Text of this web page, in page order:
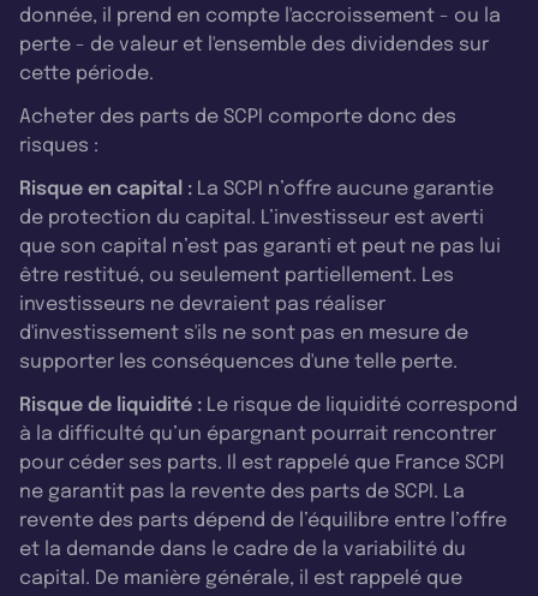
donnée, il prend en compte l'accroissement - ou la
perte - de valeur et l'ensemble des dividendes sur
cette période.
Acheter des parts de SCPI comporte donc des
risques :
Risque en capital : La SCPI n’offre aucune garantie
de protection du capital. L’investisseur est averti
que son capital n’est pas garanti et peut ne pas lui
être restitué, ou seulement partiellement. Les
investisseurs ne devraient pas réaliser
d'investissement s'ils ne sont pas en mesure de
supporter les conséquences d'une telle perte.
Risque de liquidité : Le risque de liquidité correspond
à la difficulté qu’un épargnant pourrait rencontrer
pour céder ses parts. Il est rappelé que France SCPI
ne garantit pas la revente des parts de SCPI. La
revente des parts dépend de l’équilibre entre l’offre
et la demande dans le cadre de la variabilité du
capital. De manière générale, il est rappelé que